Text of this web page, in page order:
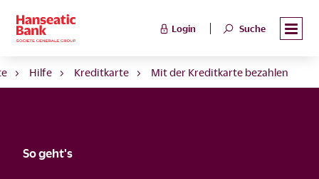
Login Suche
Hilfe Kreditkarte Mit der Kreditkarte bezahlen
So geht's